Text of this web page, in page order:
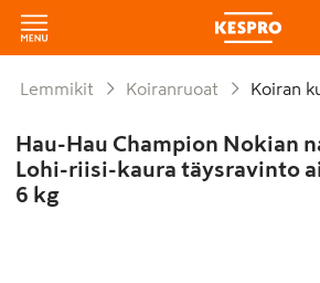
Lemmikit Koiranruoat Koiran
Hau-Hau Champion Nokian
Lohi-riisi-kaura täysravinto
6 kg